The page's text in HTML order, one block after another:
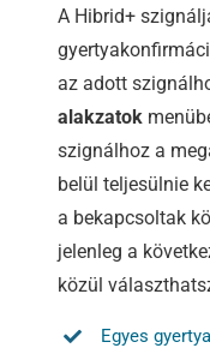
A Hibrid+
az adott
alakzatok
szignálhoz a
belül teljesülnie
a bekapcsoltak
jelenleg a
közül
Egyes